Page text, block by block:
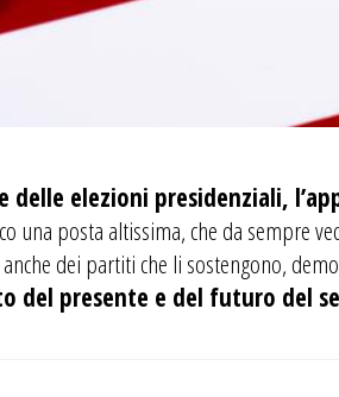
delle elezioni presidenziali,
una posta altissima, che da sempre
dei partiti che li sostengono,
del presente e del futuro del